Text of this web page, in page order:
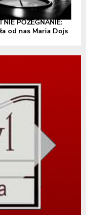
POŻEGNANIE:
od nas Maria Dojs